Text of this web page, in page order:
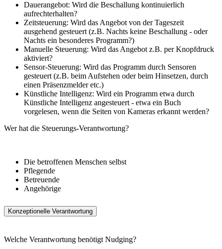
Dauerangebot: Wird die Beschallung kontinuierlich
aufrechterhalten?
Zeitsteuerung: Wird das Angebot von der Tageszeit
ausgehend gesteuert (z.B. Nachts keine Beschallung - oder
Nachts ein besonderes Programm?)
Manuelle Steuerung: Wird das Angebot z.B. per Knopfdruck
aktiviert?
Sensor-Steuerung: Wird das Programm durch Sensoren
gesteuert (z.B. beim Aufstehen oder beim Hinsetzen, durch
einen Präsenzmelder etc.)
Künstliche Intelligenz: Wird ein Programm etwa durch
Künstliche Intelligenz angesteuert - etwa ein Buch
vorgelesen, wenn die Seiten von Kameras erkannt werden?
Wer hat die Steuerungs-Verantwortung?
Die betroffenen Menschen selbst
Pflegende
Betreuende
Angehörige
Konzeptionelle Verantwortung
Welche Verantwortung benötigt Nudging?